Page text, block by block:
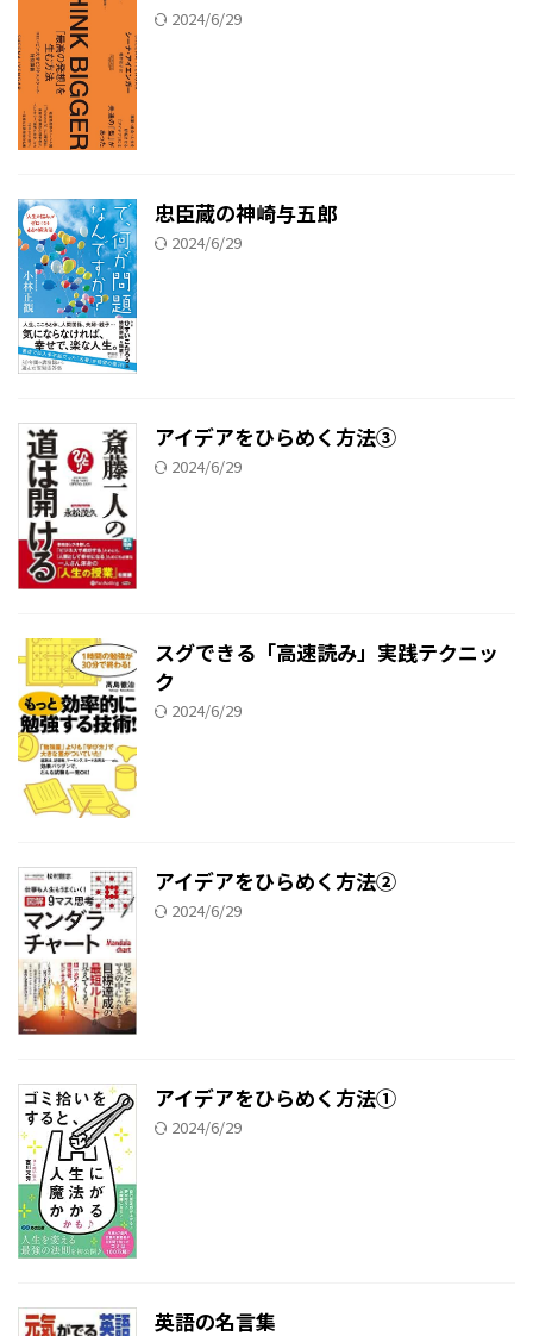
2024/6/29
忠臣蔵の神崎与五郎
2024/6/29
アイデアをひらめく方法③
2024/6/29
スグできる「高速読み」実践テクニッ
ク
2024/6/29
アイデアをひらめく方法②
2024/6/29
アイデアをひらめく方法①
2024/6/29
英語の名言集